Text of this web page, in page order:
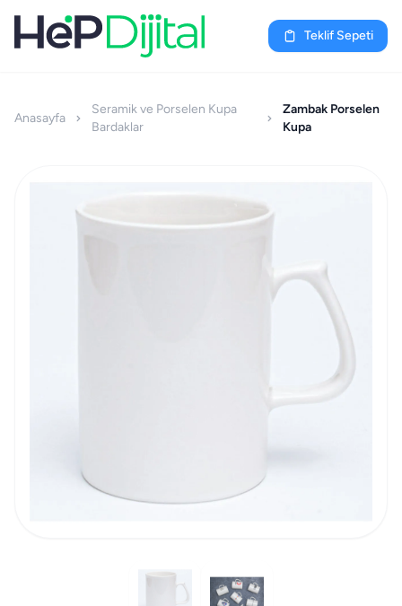
Teklif Sepeti
Anasayfa
Seramik ve Porselen Kupa
Bardaklar
Zambak Porselen
Kupa